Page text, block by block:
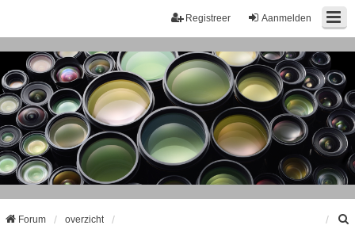
Aanmelden
Registreer
Forum overzicht